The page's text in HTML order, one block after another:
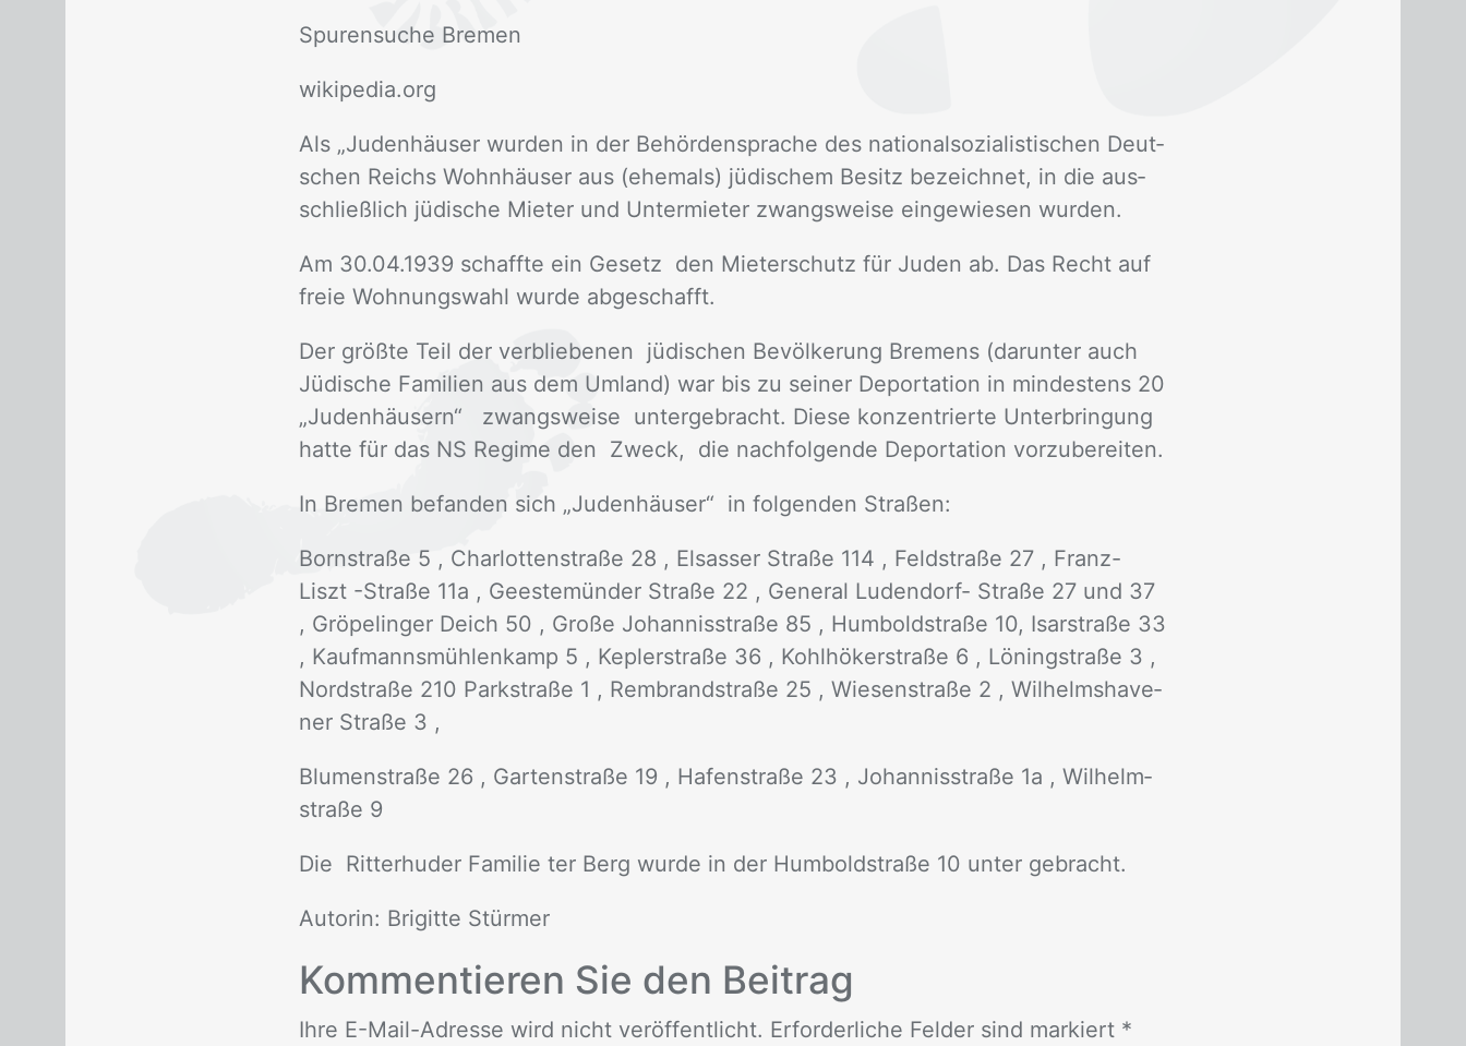
Spu­ren­su­che Bre­men
wi­ki­pe­dia.org
Als „Ju­den­häu­ser wur­den in der Be­hör­den­spra­che des na­tio­nal­so­zia­lis­ti­schen Deut­
schen Reichs Wohn­häu­ser aus (ehe­mals) jü­di­schem Be­sitz be­zeich­net, in die aus­
schließ­lich jü­di­sche Mie­ter und Un­ter­mie­ter zwangs­wei­se ein­ge­wie­sen wur­den.
Am 30.04.1939 schaff­te ein Ge­setz den Mie­ter­schutz für Ju­den ab. Das Recht auf
freie Woh­nungs­wahl wur­de ab­ge­schafft.
Der größ­te Teil der ver­blie­be­nen jü­di­schen Be­völ­ke­rung Bre­mens (dar­un­ter auch
Jü­di­sche Fa­mi­li­en aus dem Um­land) war bis zu sei­ner De­por­ta­ti­on in min­des­tens 20
„Ju­den­häu­sern“ zwangs­wei­se un­ter­ge­bracht. Die­se kon­zen­trier­te Un­ter­brin­gung
hat­te für das NS Re­gime den Zweck, die nach­fol­gen­de De­por­ta­ti­on vor­zu­be­rei­ten.
In Bre­men be­fan­den sich „Ju­den­häu­ser“ in fol­gen­den Stra­ßen:
Born­stra­ße 5 , Char­lot­ten­stra­ße 28 , El­sas­ser Stra­ße 114 , Feld­stra­ße 27 , Franz-
Liszt -Stra­ße 11a , Gee­ste­mün­der Stra­ße 22 , Ge­ne­ral Lu­den­dorf- Stra­ße 27 und 37
, Grö­pe­lin­ger Deich 50 , Gro­ße Jo­han­nis­stra­ße 85 , Hum­bold­stra­ße 10, Isar­stra­ße 33
, Kauf­manns­müh­len­kamp 5 , Kep­ler­stra­ße 36 , Kohl­hö­ker­stra­ße 6 , Lö­ning­stra­ße 3 ,
Nord­stra­ße 210 Park­stra­ße 1 , Rem­brand­stra­ße 25 , Wie­sen­stra­ße 2 , Wil­helms­ha­ve­
ner Stra­ße 3 ,
Blu­men­stra­ße 26 , Gar­ten­stra­ße 19 , Ha­fen­stra­ße 23 , Jo­han­nis­stra­ße 1a , Wil­helm­
stra­ße 9
Die Rit­ter­hu­der Fa­mi­lie ter Berg wur­de in der Hum­bold­stra­ße 10 un­ter ge­bracht.
Au­to­rin: Bri­git­te Stür­mer
Kom­men­tie­ren Sie den Bei­trag
Ihre E-Mail-Adres­se wird nicht ver­öf­fent­licht. Er­for­der­li­che Fel­der sind mar­kiert *